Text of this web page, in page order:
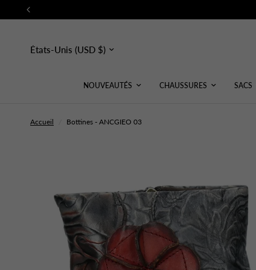
Mettre
à
NOUVEAUTÉS CHAUSSURES SACS
Accueil Bottines - ANCGIEO 03